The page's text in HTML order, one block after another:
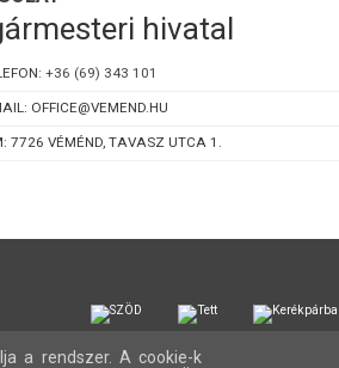
hivatal
+36 (69) 343 101
OFFICE@VEMEND.HU
7726 VÉMÉND, TAVASZ UTCA 1.
a rendszer. A cookie-k